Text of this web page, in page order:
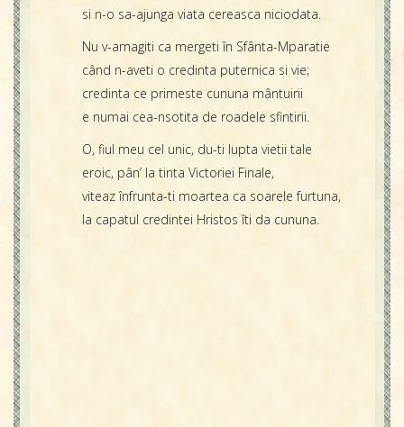
si n-o sa-ajunga viata cereasca niciodata.
Nu v-amagiti ca mergeti în Sfânta-Mparatie
când n-aveti o credinta puternica si vie;
credinta ce primeste cununa mântuirii
e numai cea-nsotita de roadele sfintirii.
O, fiul meu cel unic, du-ti lupta vietii tale
eroic, pân’ la tinta Victoriei Finale,
viteaz înfrunta-ti moartea ca soarele furtuna,
la capatul credintei Hristos îti da cununa.